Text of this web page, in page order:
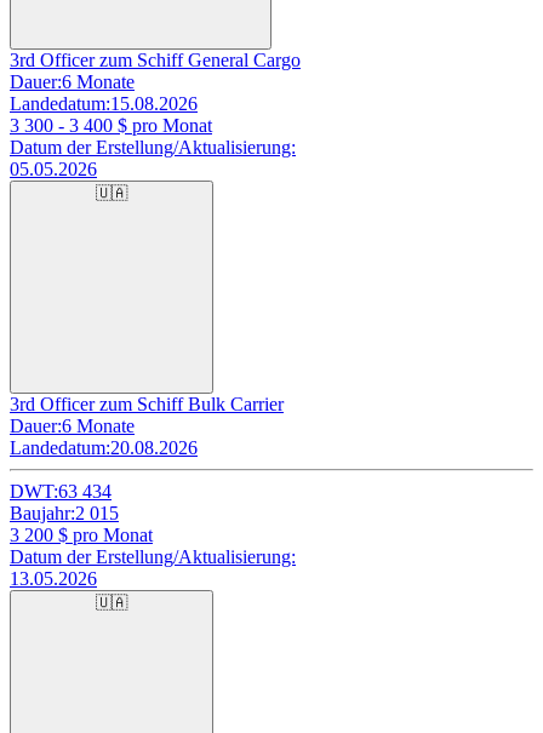
3rd Officer zum Schiff General Cargo
Dauer:6 Monate
Landedatum:15.08.2026
3 300 - 3 400 $ pro Monat
Datum der Erstellung/Aktualisierung:
05.05.2026
🇺🇦
3rd Officer zum Schiff Bulk Carrier
Dauer:6 Monate
Landedatum:20.08.2026
DWT:63 434
Baujahr:2 015
3 200 $ pro Monat
Datum der Erstellung/Aktualisierung:
13.05.2026
🇺🇦